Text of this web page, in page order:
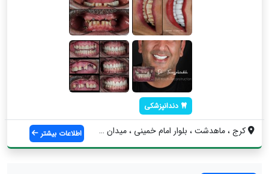
دندانپزشکی
کرج ، ماهدشت ، بلوار امام خمینی ، میدان ... اطلاعات بیشتر